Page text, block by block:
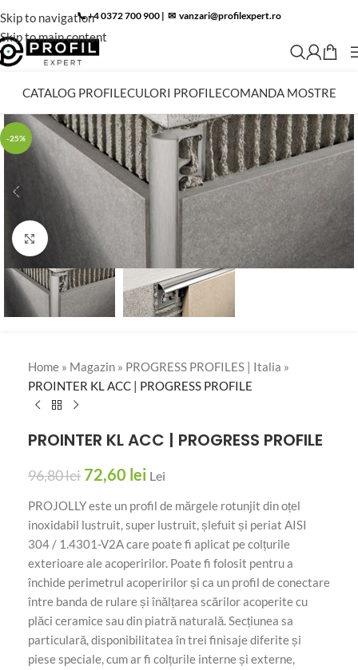
Skip to navigation
Skip to main content
📞 +4 0372 700 900 | ✉︎ vanzari@profilexpert.ro
CATALOG PROFILECULORI PROFILECOMANDA MOSTRE
-25%
Click to enlarge
Home » Magazin » PROGRESS PROFILES | Italia »
PROINTER KL ACC | PROGRESS PROFILE
PROINTER KL ACC | PROGRESS PROFILE
96,80lei 72,60 lei Lei
PROJOLLY este un profil de mărgele rotunjit din oțel
inoxidabil lustruit, super lustruit, șlefuit și periat AISI
304 / 1.4301-V2A care poate fi aplicat pe colțurile
exterioare ale acoperirilor. Poate fi folosit pentru a
închide perimetrul acoperirilor și ca un profil de conectare
între banda de rulare și înălțarea scărilor acoperite cu
plăci ceramice sau din piatră naturală. Secțiunea sa
particulară, disponibilitatea în trei finisaje diferite și
piese speciale, cum ar fi colțurile interne și externe,